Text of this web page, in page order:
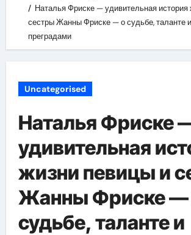
Наталья Фриске — удивительная история
сестры Жанны Фриске — о судьбе, таланте
преградами
Uncategorised
Наталья Фриске
удивительная
жизни певицы и
Жанны Фриске —
судьбе, таланте и